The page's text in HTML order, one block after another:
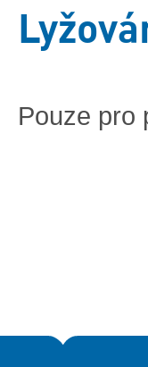
Pouze pro